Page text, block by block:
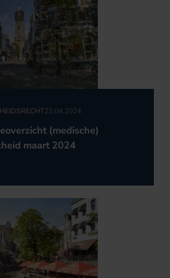
23.04.2024
(medische)
maart 2024